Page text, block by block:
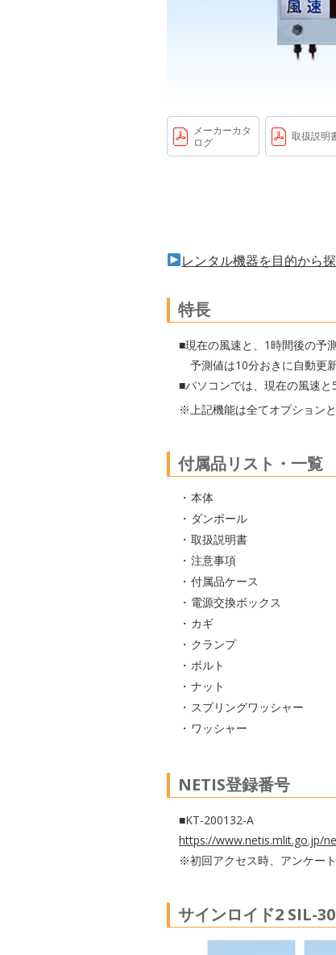
メーカーカタ
ログ
取扱説明
レンタル機器を目的から
特長
■現在の風速と、1時間後の予
予測値は10分おきに自動更
■パソコンでは、現在の風速と
※上記機能は全てオプションと
付属品リスト・一覧
本体
ダンボール
取扱説明書
注意事項
付属品ケース
電源交換ボックス
カギ
クランプ
ボルト
ナット
スプリングワッシャー
ワッシャー
NETIS登録番号
■KT-200132-A
https://www.netis.mlit.go.jp/
※初回アクセス時、アンケー
サインロイド2 SIL-